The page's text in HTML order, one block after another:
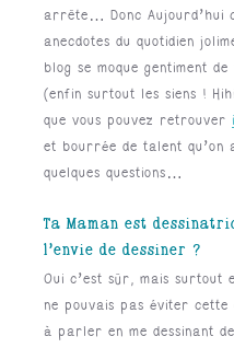
arrête… Donc Aujourd’hui
anecdotes du quotidien
blog se moque gentiment
(enfin surtout les siens !
que vous pouvez retrouver
et bourrée de talent qu’on
quelques questions…
Ta Maman est
l’envie de dessiner ?
Oui c’est sûr, mais surtout
ne pouvais pas éviter cette
à parler en me dessinant